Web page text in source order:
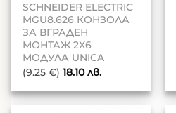
SCHNEIDER ELECTRIC
MGU8.626 КОНЗОЛА
ЗА ВГРАДЕН
МОНТАЖ 2Х6
МОДУЛА UNICA
(9.25 €) 18.10лв.